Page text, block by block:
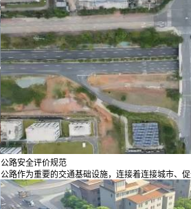
公路安全评价规范
公路作为重要的交通基础设施，连接着连接城市、促